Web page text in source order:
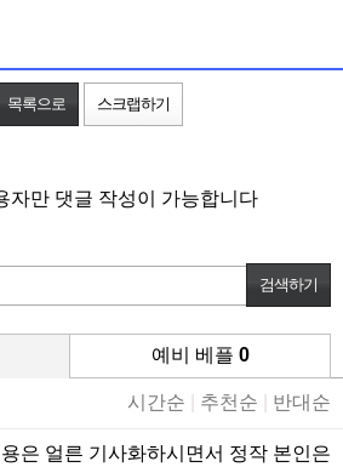
목록으로 스크랩하기
자만 댓글 작성이 가능합니다
예비 베플 0
시간순 추천순 반대순
은 얼른 기사화하시면서 정작 본인은